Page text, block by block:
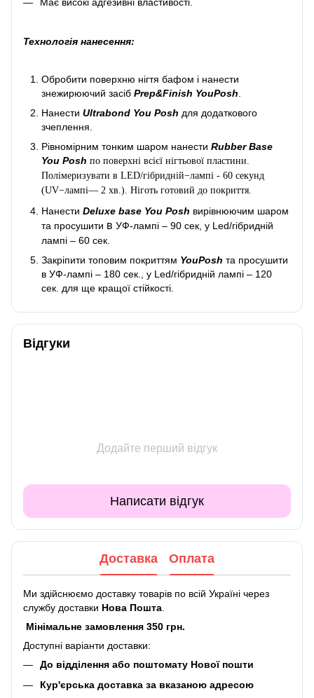
Технологія нанесення:
Обробити поверхню нігтя бафом і нанести
знежирюючий засіб Prep&Finish YouPosh
Нанести Ultrabond You Posh для додаткового
зчеплення.
Рівномірним тонким шаром нанести Rubber Base
You Posh по поверхні всієї нігтьової пластини.
Полімеризувати в LED/гібридній−лампі - 60 секунд
(UV−лампі— 2 хв.). Ніготь готовий до покриття.
Нанести Deluxe base You Posh вирівнюючим шаром
та просушити в УФ-лампі – 90 сек, у Led/гібридній
лампі – 60 сек.
Закріпити топовим покриттям YouPosh та просушити
в УФ-лампі – 180 сек., у Led/гібридній лампі – 120
сек. для ще кращої стійкості.
Відгуки
Додайте перший відгук
Написати відгук
Доставка Оплата
Ми здійснюємо доставку товарів по всій Україні через
службу доставки Нова Пошта.
Мінімальне замовлення 350 грн.
Доступні варіанти доставки:
До відділення або поштомату Нової пошти
Кур'єрська доставка за вказаною адресою